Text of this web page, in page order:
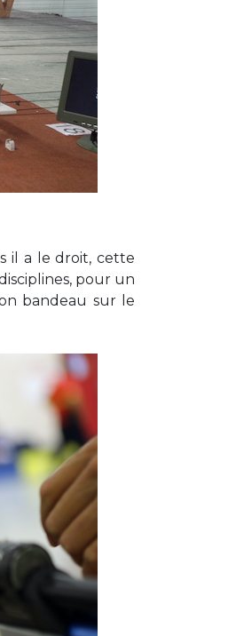
il a le droit, cette
pour un
bandeau sur le